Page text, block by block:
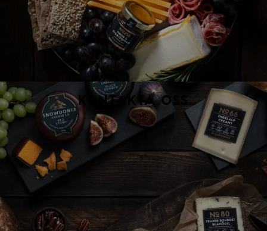
Kontakta oss